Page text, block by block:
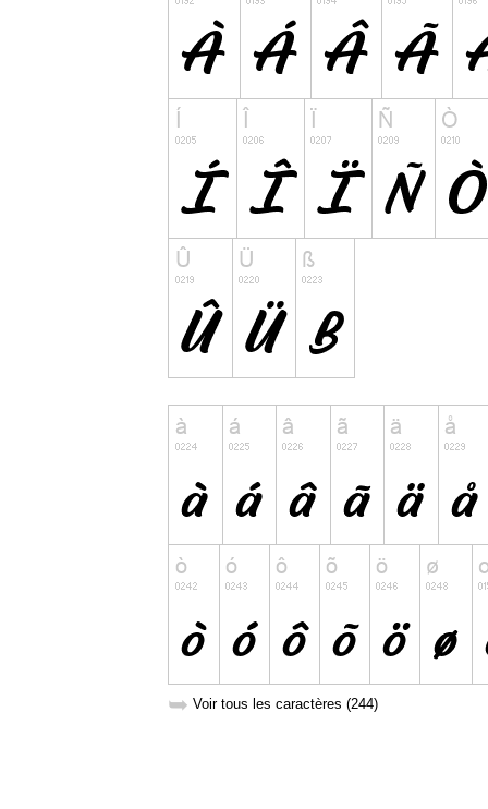
➥ Voir tous les caractères (244)